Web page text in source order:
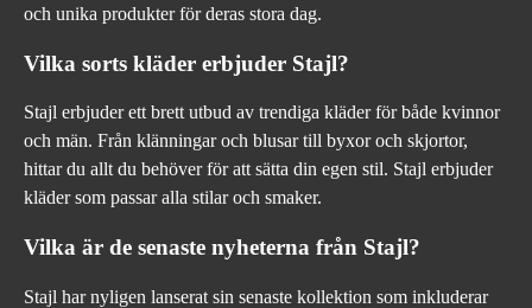
och unika produkter för deras stora dag.
Vilka sorts kläder erbjuder Stajl?
Stajl erbjuder ett brett utbud av trendiga kläder för både kvinnor
och män. Från klänningar och blusar till byxor och skjortor,
hittar du allt du behöver för att sätta din egen stil. Stajl erbjuder
kläder som passar alla stilar och smaker.
Vilka är de senaste nyheterna från Stajl?
Stajl har nyligen lanserat sin senaste kollektion som inkluderar